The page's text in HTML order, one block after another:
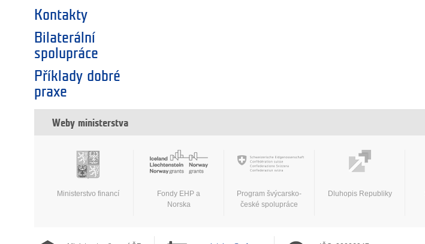
Kontakty
Bilaterální
spolupráce
Příklady dobré
praxe
Weby ministerstva
Ministerstvo financí
Fondy EHP a
Norska
Program švýcarsko-
české spolupráce
Dluhopis Republiky